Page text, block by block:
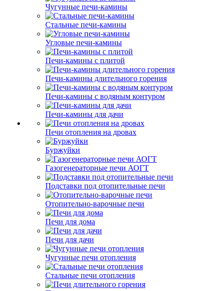
Чугунные печи-камины
Стальные печи-камины
Угловые печи-камины
Печи-камины с плитой
Печи-камины длительного горения
Печи-камины с водяным контуром
Печи-камины для дачи
Печи отопления на дровах
Буржуйки
Газогенераторные печи АОГТ
Подставки под отопительные печи
Отопительно-варочные печи
Печи для дома
Печи для дачи
Чугунные печи отопления
Стальные печи отопления